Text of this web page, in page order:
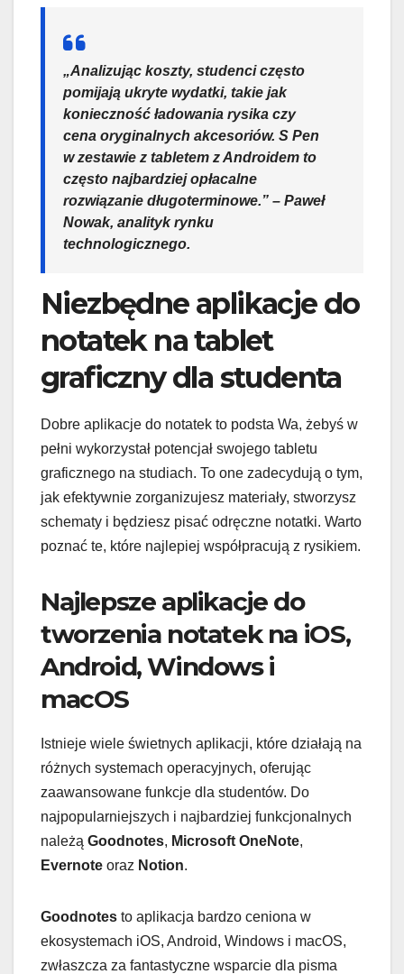
„Analizując koszty, studenci często
pomijają ukryte wydatki, takie jak
konieczność ładowania rysika czy
cena oryginalnych akcesoriów. S Pen
w zestawie z tabletem z Androidem to
często najbardziej opłacalne
rozwiązanie długoterminowe.” – Paweł
Nowak, analityk rynku
technologicznego.
Niezbędne aplikacje do
notatek na tablet
graficzny dla studenta
Dobre aplikacje do notatek to podsta Wa, żebyś w
pełni wykorzystał potencjał swojego tabletu
graficznego na studiach. To one zadecydują o tym,
jak efektywnie zorganizujesz materiały, stworzysz
schematy i będziesz pisać odręczne notatki. Warto
poznać te, które najlepiej współpracują z rysikiem.
Najlepsze aplikacje do
tworzenia notatek na iOS,
Android, Windows i
macOS
Istnieje wiele świetnych aplikacji, które działają na
różnych systemach operacyjnych, oferując
zaawansowane funkcje dla studentów. Do
najpopularniejszych i najbardziej funkcjonalnych
należą Goodnotes, Microsoft OneNote,
Evernote oraz Notion.
Goodnotes to aplikacja bardzo ceniona w
ekosystemach iOS, Android, Windows i macOS,
zwłaszcza za fantastyczne wsparcie dla pisma